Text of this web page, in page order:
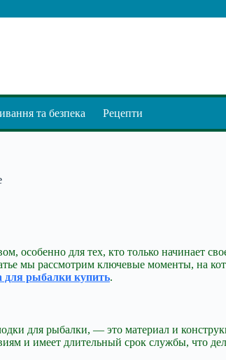
та безпека Рецепти
особенно для тех, кто только начинает
мы рассмотрим ключевые моменты, на
для рыбалки купить.
для рыбалки, — это материал и
и имеет длительный срок службы, что